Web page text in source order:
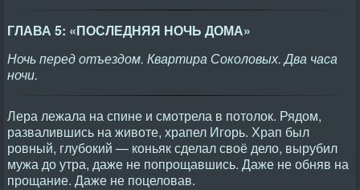
ГЛАВА 5: «ПОСЛЕДНЯЯ НОЧЬ ДОМА»
Ночь перед отъездом. Квартира Соколовых. Два часа
ночи.
Лера лежала на спине и смотрела в потолок. Рядом,
развалившись на животе, храпел Игорь. Храп был
ровный, глубокий — коньяк сделал своё дело, вырубил
мужа до утра, даже не попрощавшись. Даже не обняв на
прощание. Даже не поцеловав.